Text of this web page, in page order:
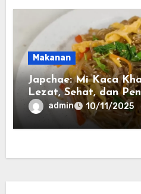
Makanan
Japchae: Mi Kaca
Lezat, Sehat, dan
admin 10/11/2025